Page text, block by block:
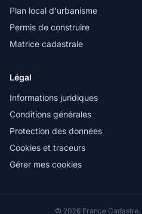
Plan local d'urbanisme
Permis de construire
Matrice cadastrale
Légal
Informations juridiques
Conditions générales
Protection des données
Cookies et traceurs
Gérer mes cookies
© 2026 France